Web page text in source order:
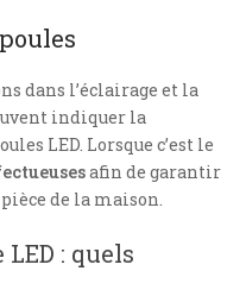
dans l’éclairage et la
indiquer la
LED. Lorsque c’est le
afin de garantir
de la maison.
: quels